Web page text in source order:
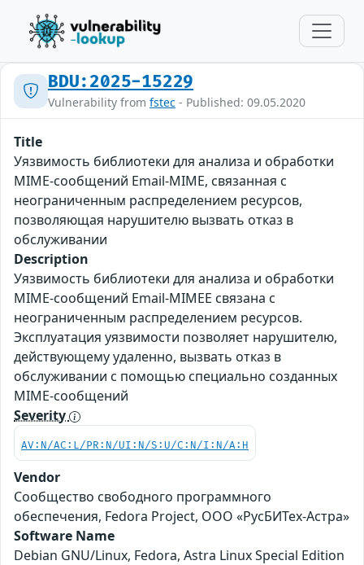
BDU:2025-15229
Vulnerability from fstec - Published: 09.05.2020
Title
Уязвимость библиотеки для анализа и обработки
MIME-сообщений Email-MIME, связанная с
неограниченным распределением ресурсов,
позволяющая нарушителю вызвать отказ в
обслуживании
Description
Уязвимость библиотеки для анализа и обработки
MIME-сообщений Email-MIMEE связана с
неограниченным распределением ресурсов.
Эксплуатация уязвимости позволяет нарушителю,
действующему удаленно, вызвать отказ в
обслуживании с помощью специально созданных
MIME-сообщений
Severity
AV:N/AC:L/PR:N/UI:N/S:U/C:N/I:N/A:H
Vendor
Сообщество свободного программного
обеспечения, Fedora Project, ООО «РусБИТех-Астра»
Software Name
Debian GNU/Linux, Fedora, Astra Linux Special Edition